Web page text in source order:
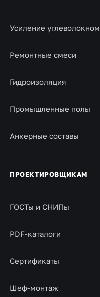
Усиление углеволокном
Ремонтные смеси
Гидроизоляция
Промышленные полы
Анкерные составы
ПРОЕКТИРОВЩИКАМ
ГОСТы и СНИПы
PDF-каталоги
Сертификаты
Шеф-монтаж